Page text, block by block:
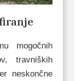
mogočnih
travniških
neskončne